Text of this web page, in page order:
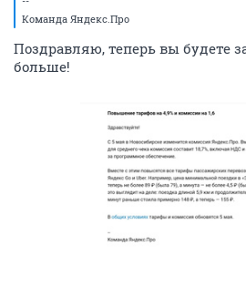
Команда Яндекс.Про
Поздравляю, теперь вы будете
больше!